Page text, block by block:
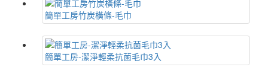
簡單工房竹炭橫條-毛巾
簡單工房-潔淨輕柔抗菌毛巾3入